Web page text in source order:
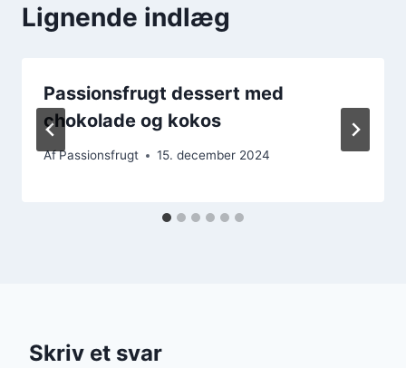
Lignende indlæg
Passionsfrugt dessert med
chokolade og kokos
AfPassionsfrugt 15. december 2024
Skriv et svar